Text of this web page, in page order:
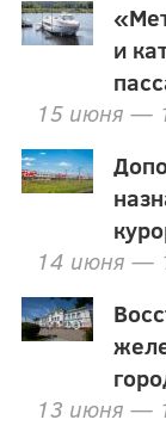
и
15 июня —
14 июня —
13 июня —